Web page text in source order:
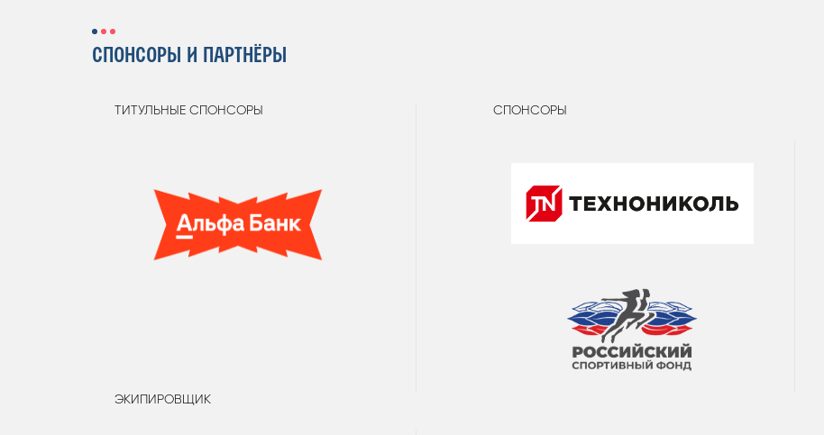
СПОНСОРЫ И ПАРТНЁРЫ
ТИТУЛЬНЫЕ СПОНСОРЫ СПОНСОРЫ
ЭКИПИРОВЩИК